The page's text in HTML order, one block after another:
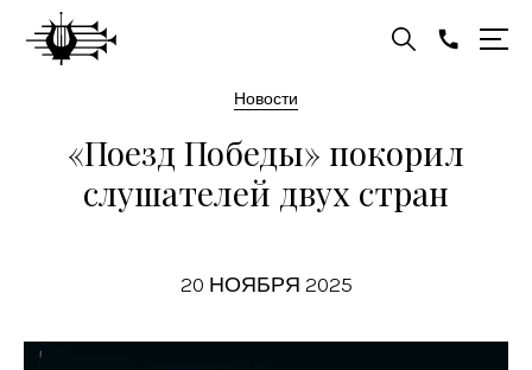
Новости
«Поезд Победы» покорил
слушателей двух стран
20 НОЯБРЯ 2025